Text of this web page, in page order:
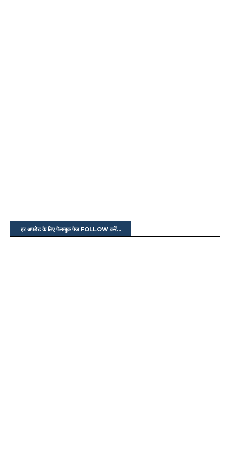
हर अपडेट के लिए फेसबुक पेज FOLLOW करें...